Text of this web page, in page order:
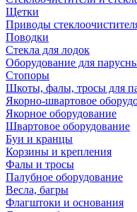
Щетки
Приводы
Поводки
Стекла для лодок
Оборудование для
Стопоры
Шкоты, фалы, тросы для
Якорно-швартовое
Якорное оборудование
Швартовое оборудование
Буи и кранцы
Корзины и крепления
Фалы и тросы
Палубное оборудование
Весла, багры
Флагштоки и основания